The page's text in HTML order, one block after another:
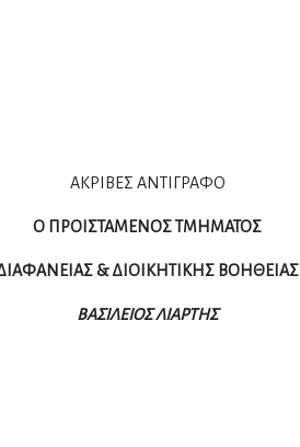
ΑΚΡΙΒΕΣ ΑΝΤΙΓΡΑΦΟ
Ο ΠΡΟΙΣΤΑΜΕΝΟΣ ΤΜΗΜΑΤΟΣ
& ΔΙΟΙΚΗΤΙΚΗΣ ΒΟΗΘΕΙΑΣ
ΒΑΣΙΛΕΙΟΣ ΛΙΑΡΤΗΣ